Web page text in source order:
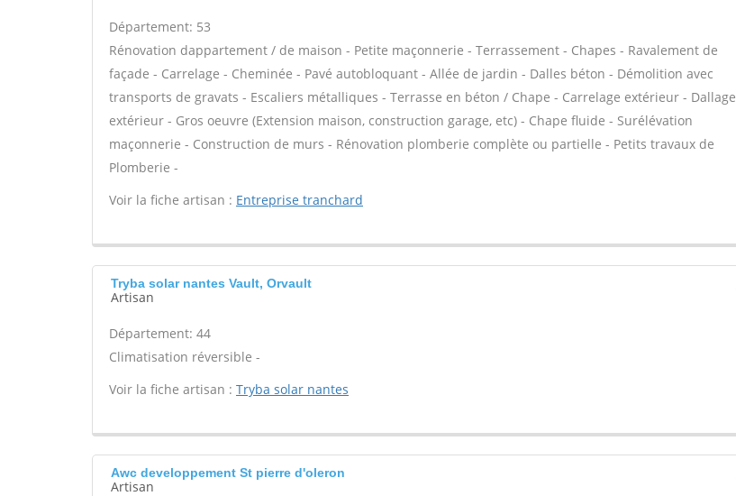
Département: 53
Rénovation dappartement / de maison - Petite maçonnerie - Terrassement - Chapes - Ravalement de
façade - Carrelage - Cheminée - Pavé autobloquant - Allée de jardin - Dalles béton - Démolition avec
transports de gravats - Escaliers métalliques - Terrasse en béton / Chape - Carrelage extérieur - Dallage
extérieur - Gros oeuvre (Extension maison, construction garage, etc) - Chape fluide - Surélévation
maçonnerie - Construction de murs - Rénovation plomberie complète ou partielle - Petits travaux de
Plomberie -
Voir la fiche artisan : Entreprise tranchard
Tryba solar nantes Vault, Orvault
Artisan
Département: 44
Climatisation réversible -
Voir la fiche artisan : Tryba solar nantes
Awc developpement St pierre d'oleron
Artisan